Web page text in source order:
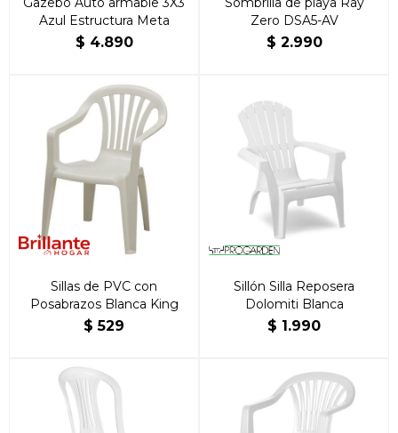
Azul Estructura Meta
$ 4.890
Zero DSA5-AV
$ 2.990
Sillas de PVC con
Posabrazos Blanca King
$ 529
Sillón Silla Reposera
Dolomiti Blanca
$ 1.990